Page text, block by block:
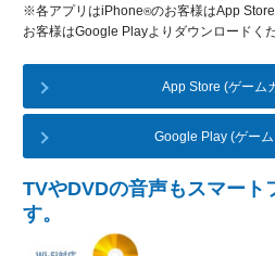
※各アプリはiPhone®のお客様はApp
お客様はGoogle Playよりダウンロードくだ
App Store (ゲーム
Google Play (ゲー
TVやDVDの音声もスマート
す。